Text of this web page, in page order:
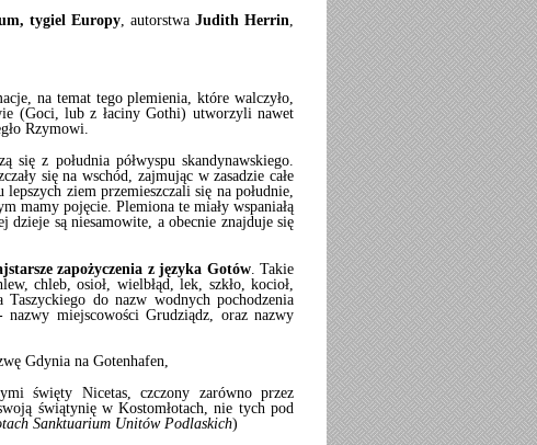
tygiel Europy, autorstwaJudith Herrin,
na temat tego plemienia, które walczyło,
(Goci, lub z łaciny Gothi) utworzyli nawet
Rzymowi.
się z południa półwyspu skandynawskiego.
się na wschód, zajmując w zasadzie całe
ziem przemieszczali się na południe,
mamy pojęcie. Plemiona te miały wspaniałą
są niesamowite, a obecnie znajduje się
zapożyczenia z języka Gotów. Takie
chleb, osioł, wielbłąd, lek, szkło, kocioł,
do nazw wodnych pochodzenia
miejscowości Grudziądz, oraz nazwy
Gdynia na Gotenhafen,
święty Nicetas, czczony zarówno przez
świątynię w Kostomłotach, nie tych pod
Sanktuarium Unitów Podlaskich)